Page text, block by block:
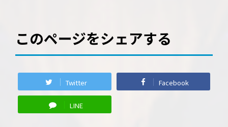
このページをシェアする
Twitter Facebook
LINE